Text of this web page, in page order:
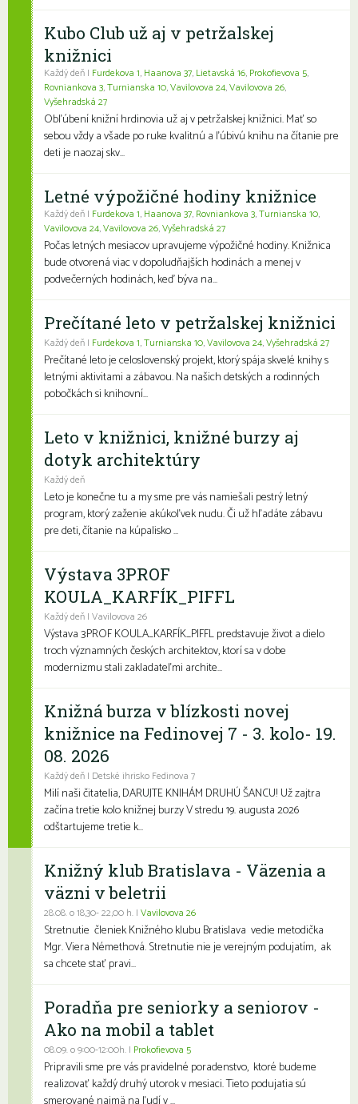
Kubo Club už aj v petržalskej
knižnici
Každý deň | Furdekova 1, Haanova 37, Lietavská 16, Prokofievova 5,
Rovniankova 3,Turnianska 10,Vavilovova 24,Vavilovova 26,
Vyšehradská 27
Obľúbení knižní hrdinovia už aj v petržalskej knižnici. Mať so
sebou vždy a všade po ruke kvalitnú a ľúbivú knihu na čítanie pre
deti je naozaj skv...
Letné výpožičné hodiny knižnice
Každý deň | Furdekova 1, Haanova 37, Rovniankova 3,Turnianska 10,
Vavilovova 24,Vavilovova 26,Vyšehradská 27
Počas letných mesiacov upravujeme výpožičné hodiny. Knižnica
bude otvorená viac v dopoludňajších hodinách a menej v
podvečerných hodinách, keď býva na...
Prečítané leto v petržalskej knižnici
Každý deň | Furdekova 1,Turnianska 10,Vavilovova 24,Vyšehradská 27
Prečítané leto je celoslovenský projekt, ktorý spája skvelé knihy s
letnými aktivitami a zábavou. Na našich detských a rodinných
pobočkách si knihovní...
Leto v knižnici, knižné burzy aj
dotyk architektúry
Každý deň
Leto je konečne tu a my sme pre vás namiešali pestrý letný
program, ktorý zaženie akúkoľvek nudu. Či už hľadáte zábavu
pre deti, čítanie na kúpalisko ...
Výstava 3PROF
KOULA_KARFÍK_PIFFL
Každý deň | Vavilovova 26
Výstava 3PROF KOULA_KARFÍK_PIFFL predstavuje život a dielo
troch významných českých architektov, ktorí sa v dobe
modernizmu stali zakladateľmi archite...
Knižná burza v blízkosti novej
knižnice na Fedinovej 7 - 3. kolo- 19.
08. 2026
Každý deň | Detské ihrisko Fedinova 7
Milí naši čitatelia, DARUJTE KNIHÁM DRUHÚ ŠANCU! Už zajtra
začína tretie kolo knižnej burzy V stredu 19. augusta 2026
odštartujeme tretie k...
Knižný klub Bratislava - Väzenia a
väzni v beletrii
28.08. o 18,30- 22,00 h. | Vavilovova 26
Stretnutie členiek Knižného klubu Bratislava vedie metodička
Mgr. Viera Némethová. Stretnutie nie je verejným podujatím, ak
sa chcete stať pravi...
Poradňa pre seniorky a seniorov -
Ako na mobil a tablet
08.09. o 9:00-12:00h. | Prokofievova 5
Pripravili sme pre vás pravidelné poradenstvo, ktoré budeme
realizovať každý druhý utorok v mesiaci. Tieto podujatia sú